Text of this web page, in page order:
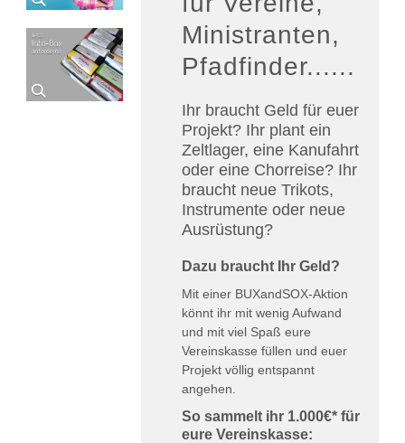
Ministranten,
Pfadfinder......
Ihr braucht Geld für euer
Projekt? Ihr plant ein
Zeltlager, eine Kanufahrt
oder eine Chorreise? Ihr
braucht neue Trikots,
Instrumente oder neue
Ausrüstung?
Dazu braucht Ihr Geld?
Mit einer BUXandSOX-Aktion
könnt ihr mit wenig Aufwand
und mit viel Spaß eure
Vereinskasse füllen und euer
Projekt völlig entspannt
angehen.
So sammelt ihr 1.000€* für
eure Vereinskasse: